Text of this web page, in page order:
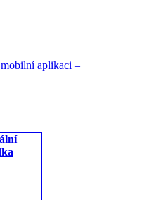
mobilní aplikaci –